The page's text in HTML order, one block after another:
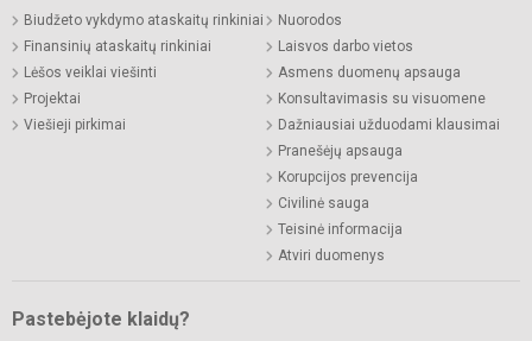
Biudžeto vykdymo ataskaitų rinkiniai
Finansinių ataskaitų rinkiniai
Lėšos veiklai viešinti
Projektai
Viešieji pirkimai
Nuorodos
Laisvos darbo vietos
Asmens duomenų apsauga
Konsultavimasis su visuomene
Dažniausiai užduodami klausimai
Pranešėjų apsauga
Korupcijos prevencija
Civilinė sauga
Teisinė informacija
Atviri duomenys
Pastebėjote klaidų?